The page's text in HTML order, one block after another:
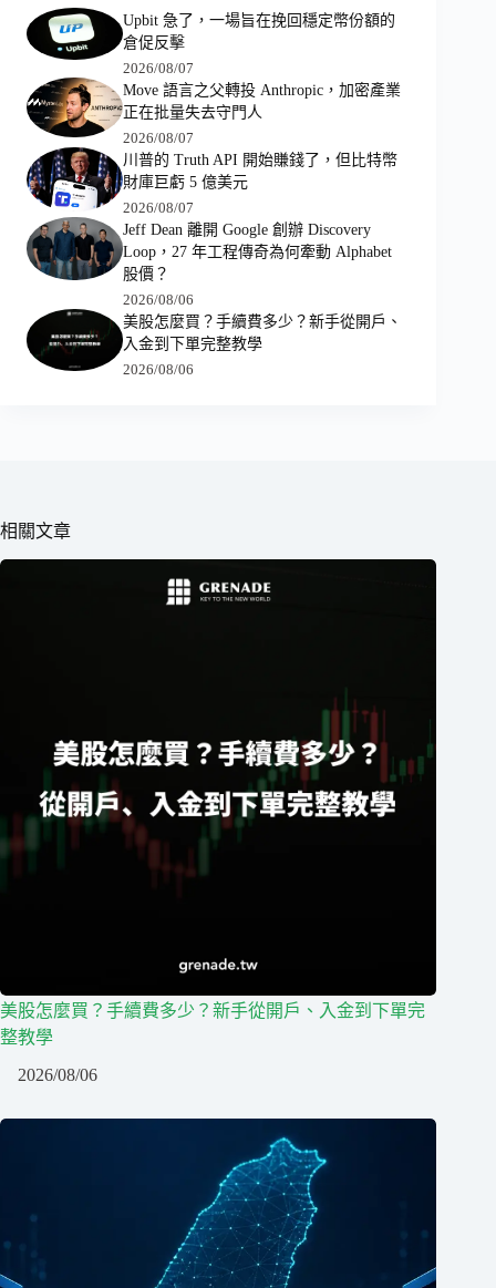
Upbit 急了，一場旨在挽回穩定幣份額的
倉促反擊
2026/08/07
Move 語言之父轉投 Anthropic，加密產業
正在批量失去守門人
2026/08/07
川普的 Truth API 開始賺錢了，但比特幣
財庫巨虧 5 億美元
2026/08/07
Jeff Dean 離開 Google 創辦 Discovery
Loop，27 年工程傳奇為何牽動 Alphabet
股價？
2026/08/06
美股怎麼買？手續費多少？新手從開戶、
入金到下單完整教學
2026/08/06
相關文章
美股怎麼買？手續費多少？新手從開戶、入金到下單完
整教學
2026/08/06